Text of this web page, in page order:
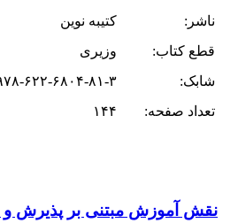
ناشر:
کتیبه نوین
قطع کتاب:
وزیری
شابک:
۹۷۸-۶۲۲-۶۸۰۴-۸۱-
تعداد صفحه:
۱۴۴
نقش آموزش مبتنی بر پذیرش و